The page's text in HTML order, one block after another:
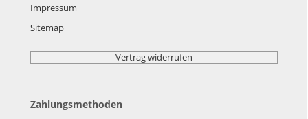
Impressum
Sitemap
Vertrag widerrufen
Zahlungsmethoden